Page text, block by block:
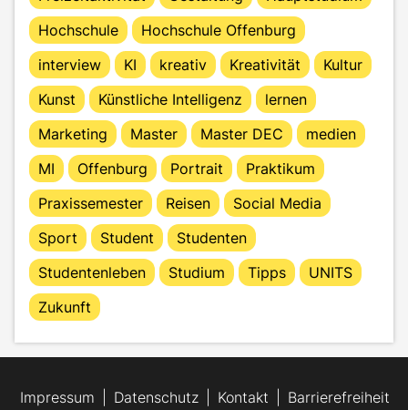
Hochschule
Hochschule Offenburg
interview
KI kreativ Kreativität
Kultur
Kunst
Künstliche Intelligenz
lernen
Marketing
Master Master DEC
medien
MI
Offenburg Portrait
Praktikum
Praxissemester
Reisen
Social Media
Sport
Student
Studenten
Studentenleben
Studium Tipps
UNITS
Zukunft
Impressum Datenschutz Kontakt Barrierefreiheit